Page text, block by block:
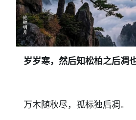
岁岁寒，然后知松柏之后凋也
万木随秋尽，孤标独后凋。